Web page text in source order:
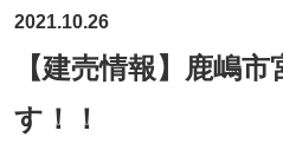
2021.10.26
【建売情報】鹿嶋
す！！